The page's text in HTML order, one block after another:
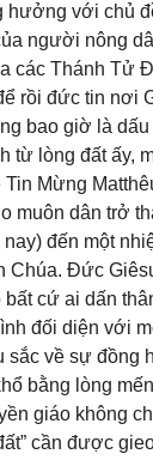
hưởng với chủ
người nông
các Thánh Tử
rồi đức tin nơi
bao giờ là
từ lòng đất ấy,
Mừng
muôn dân trở
đến một
Chúa. Đức
cứ ai dấn
đối diện với
sắc về sự đồng
bằng lòng
giáo không
cần được